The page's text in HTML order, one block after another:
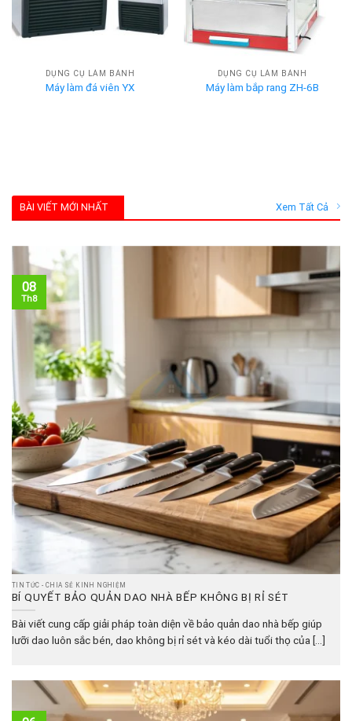
DỤNG CỤ LÀM BÁNH
Máy làm đá viên YX
DỤNG CỤ LÀM BÁNH
Máy làm bắp rang ZH-6B
BÀI VIẾT MỚI NHẤT Xem Tất Cả
TIN TỨC - CHIA SẺ KINH NGHIỆM
BÍ QUYẾT BẢO QUẢN DAO NHÀ BẾP KHÔNG BỊ RỈ SÉT
Bài viết cung cấp giải pháp toàn diện về bảo quản dao nhà bếp giúp
lưỡi dao luôn sắc bén, dao không bị rỉ sét và kéo dài tuổi thọ của [...]
08
Th8